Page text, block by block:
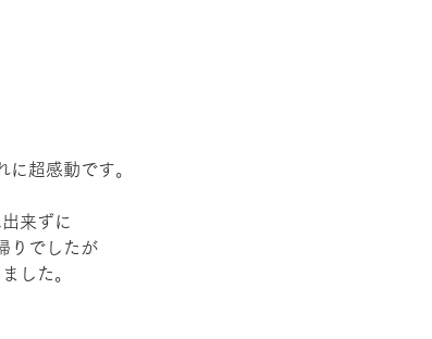
に超感動です。
来ずに
りでしたが
した。